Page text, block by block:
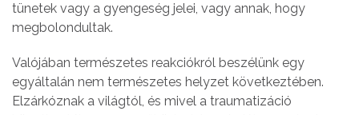
tünetek vagy a gyengeség jelei, vagy annak, hogy
megbolondultak.
Valójában természetes reakciókról beszélünk egy
egyáltalán nem természetes helyzet következtében.
Elzárkóznak a világtól, és mivel a traumatizáció